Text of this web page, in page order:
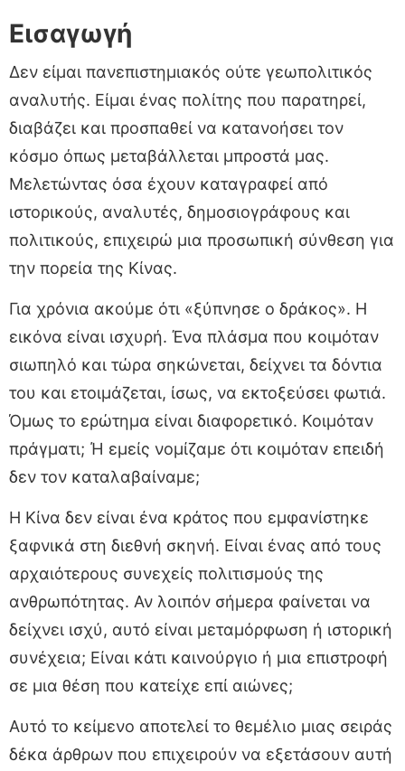
Εισαγωγή
Δεν είμαι πανεπιστημιακός ούτε γεωπολιτικός
αναλυτής. Είμαι ένας πολίτης που παρατηρεί,
διαβάζει και προσπαθεί να κατανοήσει τον
κόσμο όπως μεταβάλλεται μπροστά μας.
Μελετώντας όσα έχουν καταγραφεί από
ιστορικούς, αναλυτές, δημοσιογράφους και
πολιτικούς, επιχειρώ μια προσωπική σύνθεση για
την πορεία της Κίνας.
Για χρόνια ακούμε ότι «ξύπνησε ο δράκος». Η
εικόνα είναι ισχυρή. Ένα πλάσμα που κοιμόταν
σιωπηλό και τώρα σηκώνεται, δείχνει τα δόντια
του και ετοιμάζεται, ίσως, να εκτοξεύσει φωτιά.
Όμως το ερώτημα είναι διαφορετικό. Κοιμόταν
πράγματι; Ή εμείς νομίζαμε ότι κοιμόταν επειδή
δεν τον καταλαβαίναμε;
Η Κίνα δεν είναι ένα κράτος που εμφανίστηκε
ξαφνικά στη διεθνή σκηνή. Είναι ένας από τους
αρχαιότερους συνεχείς πολιτισμούς της
ανθρωπότητας. Αν λοιπόν σήμερα φαίνεται να
δείχνει ισχύ, αυτό είναι μεταμόρφωση ή ιστορική
συνέχεια; Είναι κάτι καινούργιο ή μια επιστροφή
σε μια θέση που κατείχε επί αιώνες;
Αυτό το κείμενο αποτελεί το θεμέλιο μιας σειράς
δέκα άρθρων που επιχειρούν να εξετάσουν αυτή